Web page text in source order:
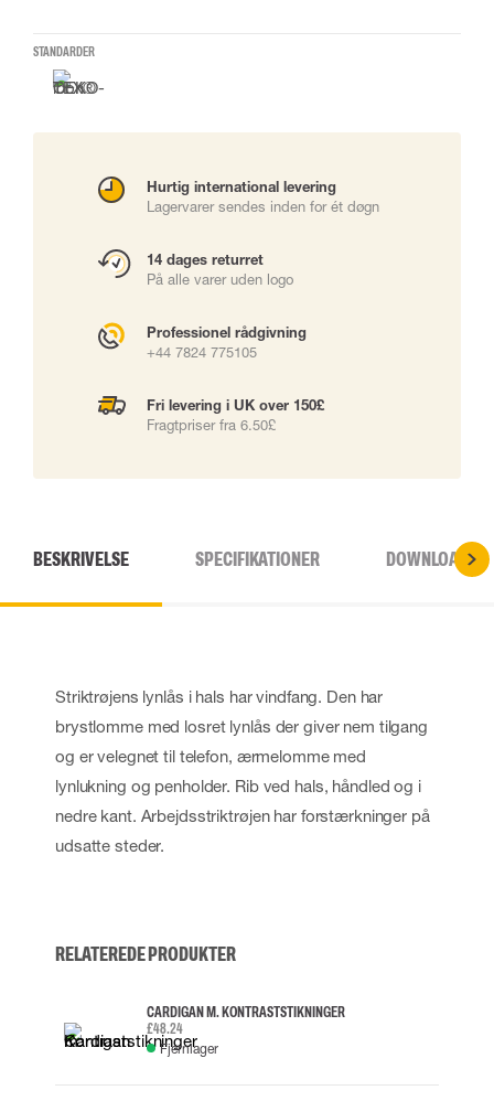
STANDARDER
Hurtig international levering
Lagervarer sendes inden for ét døgn
14 dages returret
På alle varer uden logo
Professionel rådgivning
+44 7824 775105
Fri levering i UK over 150£
Fragtpriser fra 6.50£
BESKRIVELSE SPECIFIKATIONER DOWNLOADS
Striktrøjens lynlås i hals har vindfang. Den har
brystlomme med losret lynlås der giver nem tilgang
og er velegnet til telefon, ærmelomme med
lynlukning og penholder. Rib ved hals, håndled og i
nedre kant. Arbejdsstriktrøjen har forstærkninger på
udsatte steder.
RELATEREDE PRODUKTER
CARDIGAN M. KONTRASTSTIKNINGER
£48.24
Fjernlager